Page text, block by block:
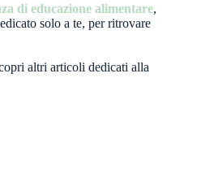
di educazione alimentare,
solo a te, per ritrovare
altri articoli dedicati alla